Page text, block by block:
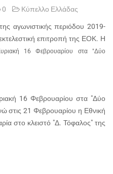
0 Κύπελλο Ελλάδας
αγωνιστικής περιόδου 2019-
επιτροπή της ΕΟΚ. Η
16 Φεβρουαρίου στα "Δύο
16 Φεβρουαρίου στα "Δύο
στις 21 Φεβρουαρίου η Εθνική
στο κλειστό "Δ. Τόφαλος" της